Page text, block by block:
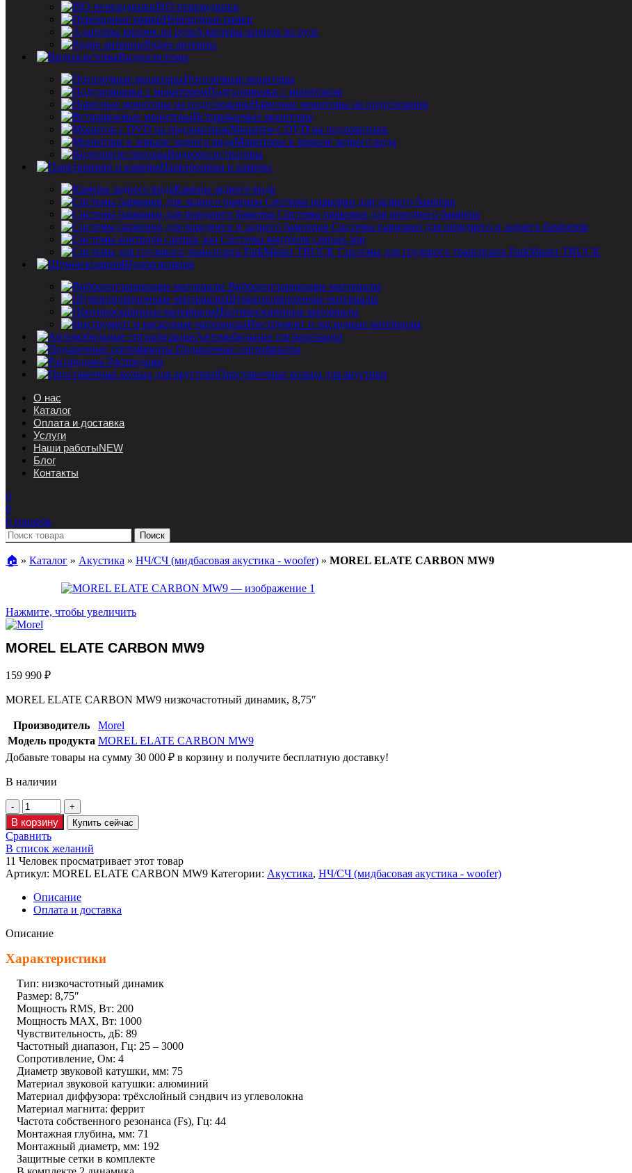
ISO-переходники
Переходные рамки
Адаптеры кнопок на руле
Радио антенны
Видеосистемы
Потолочные мониторы
Подголовники с монитором
Навесные мониторы на подголовник
Встраиваемые мониторы
Монитор с DVD на подлокотник
Мониторы в зеркале заднего вида
Видеорегистраторы
Парктроники и камеры
Камеры заднего вида
Системы парковки для заднего бампера
Системы парковки для переднего бампера
Системы парковки для переднего и заднего бамперов
Системы контроля слепых зон
Системы для грузового транспорта ParkMaster TRUCK
Шумоизоляция
Вибропоглощающие материалы
Шумоизоляционные материалы
Противоскрипные материалы
Инструмент и расходные материалы
Автомобильные сигнализации
Подарочные сертификаты
Распродажа
Проставочные кольца для акустики
О нас
Каталог
Оплата и доставка
Услуги
Наши работыNEW
Блог
Контакты
0
0
0 товаров
Поиск
🏠︎ » Каталог » Акустика » НЧ/СЧ (мидбасовая акустика - woofer) » MOREL ELATE CARBON MW9
Нажмите, чтобы увеличить
MOREL ELATE CARBON MW9
159 990 ₽
MOREL ELATE CARBON MW9 низкочастотный динамик, 8,75″
Производитель
Morel
Модель продукта MOREL ELATE CARBON MW9
Добавьте товары на сумму 30 000 ₽ в корзину и получите бесплатную доставку!
В наличии
В корзину Купить сейчас
Сравнить
В список желаний
11 Человек просматривает этот товар
Артикул: MOREL ELATE CARBON MW9 Категории: Акустика, НЧ/СЧ (мидбасовая акустика - woofer)
Описание
Оплата и доставка
Описание
Характеристики
Тип: низкочастотный динамик
Размер: 8,75″
Мощность RMS, Вт: 200
Мощность MAX, Вт: 1000
Чувствительность, дБ: 89
Частотный диапазон, Гц: 25 – 3000
Сопротивление, Ом: 4
Диаметр звуковой катушки, мм: 75
Материал звуковой катушки: алюминий
Материал диффузора: трёхслойный сэндвич из углеволокна
Материал магнита: феррит
Частота собственного резонанса (Fs), Гц: 44
Монтажная глубина, мм: 71
Монтажный диаметр, мм: 192
Защитные сетки в комплекте